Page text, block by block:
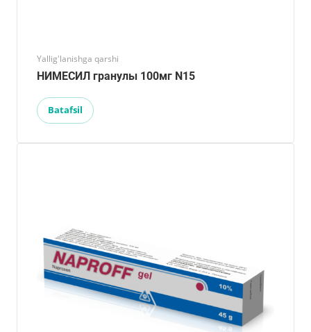
Yallig'lanishga qarshi
НИМЕСИЛ гранулы 100мг N15
Batafsil